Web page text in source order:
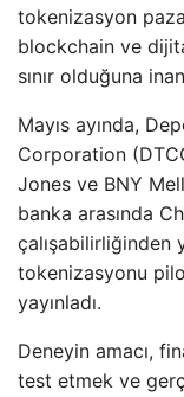
tokenizasyon
blockchain ve
sınır olduğuna
Mayıs ayında,
Corporation
Jones ve BNY
banka arasında
çalışabilirliğinden
tokenizasyonu
yayınladı.
Deneyin amacı,
test etmek ve